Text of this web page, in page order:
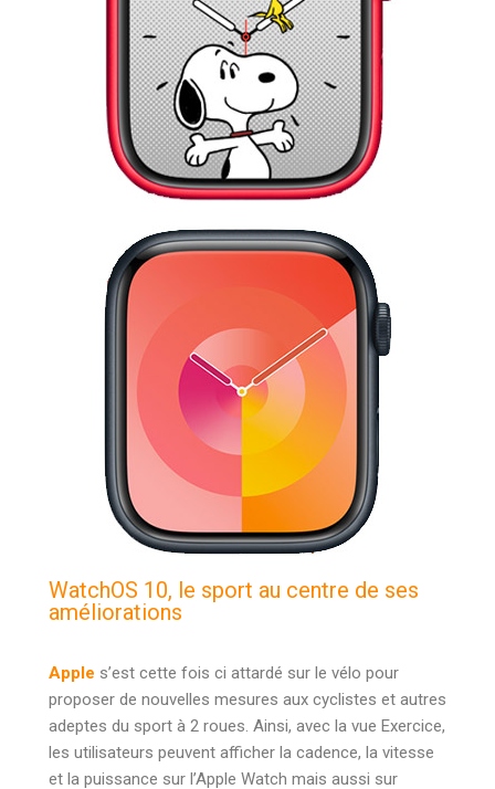
WatchOS 10, le sport au centre de ses
améliorations
Apple s’est cette fois ci attardé sur le vélo pour
proposer de nouvelles mesures aux cyclistes et autres
adeptes du sport à 2 roues. Ainsi, avec la vue Exercice,
les utilisateurs peuvent afficher la cadence, la vitesse
et la puissance sur l’Apple Watch mais aussi sur